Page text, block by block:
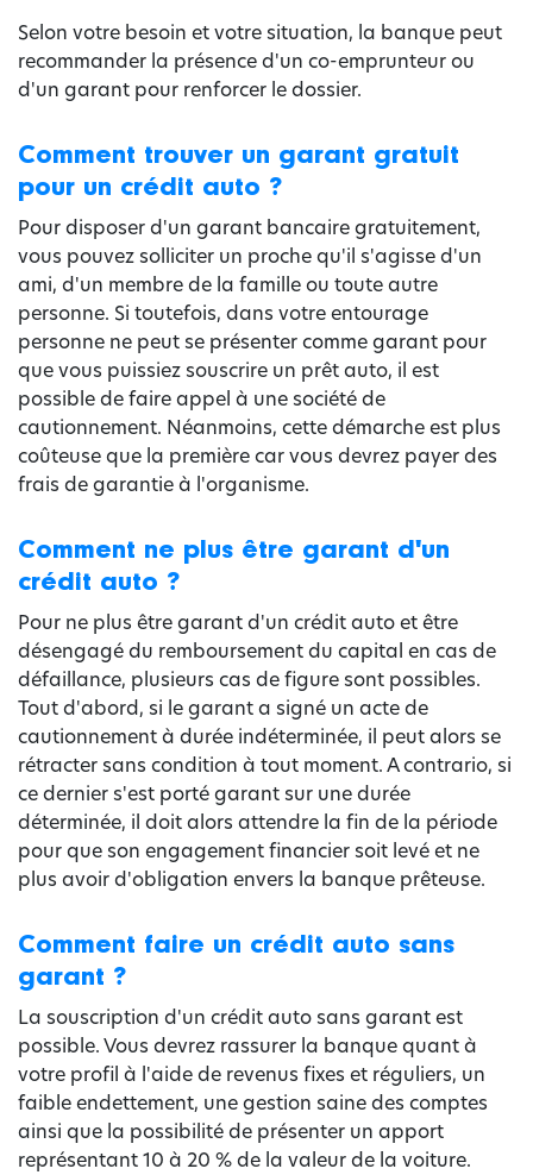
Selon votre besoin et votre situation, la banque peut
recommander la présence d'un co-emprunteur ou
d'un garant pour renforcer le dossier.
Comment trouver un garant gratuit
pour un crédit auto ?
Pour disposer d'un garant bancaire gratuitement,
vous pouvez solliciter un proche qu'il s'agisse d'un
ami, d'un membre de la famille ou toute autre
personne. Si toutefois, dans votre entourage
personne ne peut se présenter comme garant pour
que vous puissiez souscrire un prêt auto, il est
possible de faire appel à une société de
cautionnement. Néanmoins, cette démarche est plus
coûteuse que la première car vous devrez payer des
frais de garantie à l'organisme.
Comment ne plus être garant d'un
crédit auto ?
Pour ne plus être garant d'un crédit auto et être
désengagé du remboursement du capital en cas de
défaillance, plusieurs cas de figure sont possibles.
Tout d'abord, si le garant a signé un acte de
cautionnement à durée indéterminée, il peut alors se
rétracter sans condition à tout moment. A contrario, si
ce dernier s'est porté garant sur une durée
déterminée, il doit alors attendre la fin de la période
pour que son engagement financier soit levé et ne
plus avoir d'obligation envers la banque prêteuse.
Comment faire un crédit auto sans
garant ?
La souscription d'un crédit auto sans garant est
possible. Vous devrez rassurer la banque quant à
votre profil à l'aide de revenus fixes et réguliers, un
faible endettement, une gestion saine des comptes
ainsi que la possibilité de présenter un apport
représentant 10 à 20 % de la valeur de la voiture.